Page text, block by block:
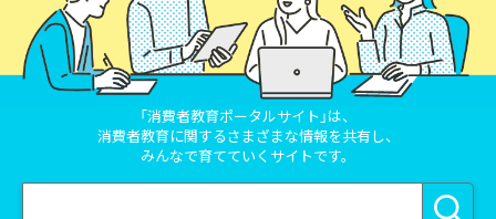
「消費者教育ポータルサイト」は、
消費者教育に関するさまざまな情報を共有し、
みんなで育てていく サイトです。